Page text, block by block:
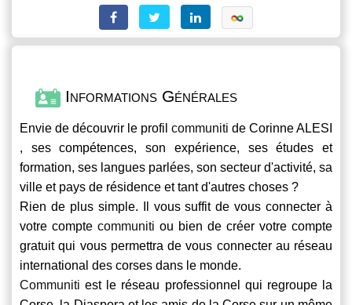
Informations Générales
Envie de découvrir le profil communiti de Corinne ALESI
, ses compétences, son expérience, ses études et
formation, ses langues parlées, son secteur d'activité, sa
ville et pays de résidence et tant d'autres choses ?
Rien de plus simple. Il vous suffit de vous connecter à
votre compte communiti ou bien de créer votre compte
gratuit qui vous permettra de vous connecter au réseau
international des corses dans le monde.
Communiti est le réseau professionnel qui regroupe la